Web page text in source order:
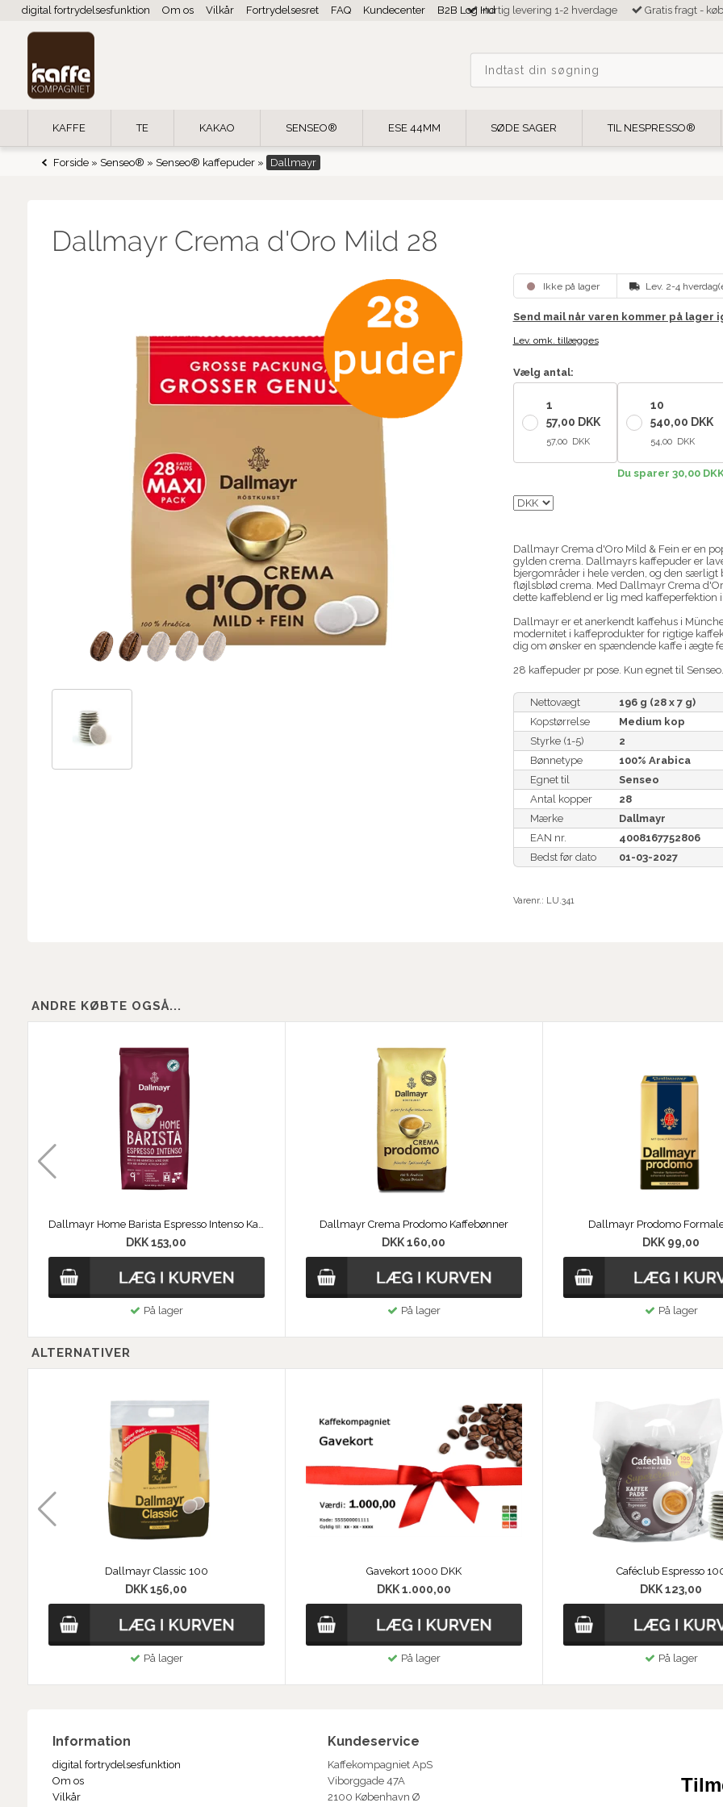
digital fortrydelsesfunktion Om os Vilkår Fortrydelsesret FAQ Kundecenter B2B Log IndHurtig levering 1-2 hverdage Gratis fragt -
KAFFE TE KAKAO SENSEO® ESE 44MM SØDE SAGER TIL NESPRESSO®
Forside» Senseo® » Senseo® kaffepuder» Dallmayr
Dallmayr Crema d'Oro Mild 28
Ikke på lager Lev. 2-4
Send mail når varen kommer på lager
Lev. omk. tillægges
Vælg antal:
1
57,00 DKK
57,00 DKK
10
540,00 DKK
54,00 DKK
Du sparer 30,00
Dallmayr Crema d'Oro Mild & Fein er en
gylden crema. Dallmayrs kaffepuder er
bjergområder i hele verden, og den
fløjlsblød crema. Med Dallmayr Crema
dette kaffeblend er lig med kaffeperfektion i
Dallmayr er et anerkendt kaffehus i
modernitet i kaffeprodukter for rigtige
dig om ønsker en spændende kaffe i ægte
28 kaffepuder pr pose. Kun egnet til Senseo.
Nettovægt
196 g (28 x 7 g)
Kopstørrelse
Medium kop
Styrke (1-5)
2
Bønnetype
100% Arabica
Egnet til
Senseo
Antal kopper
28
Mærke
Dallmayr
EAN nr.
4008167752806
Bedst før dato
01-03-2027
Varenr.: LU.341
ANDRE KØBTE OGSÅ...
Dallmayr Home Barista Espresso Intenso Kaffebønner
DKK 153,00
På lager
Dallmayr Crema Prodomo Kaffebønner
DKK 160,00
På lager
Dallmayr Prodomo
DKK 99,00
På lager
ALTERNATIVER
Dallmayr Classic 100
DKK 156,00
På lager
Gavekort 1000 DKK
DKK 1.000,00
På lager
Caféclub Espresso
DKK 123,00
På lager
Information
digital fortrydelsesfunktion
Om os
Vilkår
Kundeservice
Kaffekompagniet ApS
Viborggade 47A
2100 København Ø